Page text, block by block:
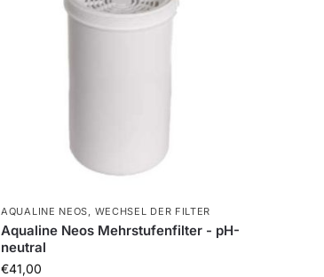
AQUALINE NEOS, WECHSEL DER FILTER
Aqualine Neos Mehrstufenfilter - pH-
neutral
€41,00